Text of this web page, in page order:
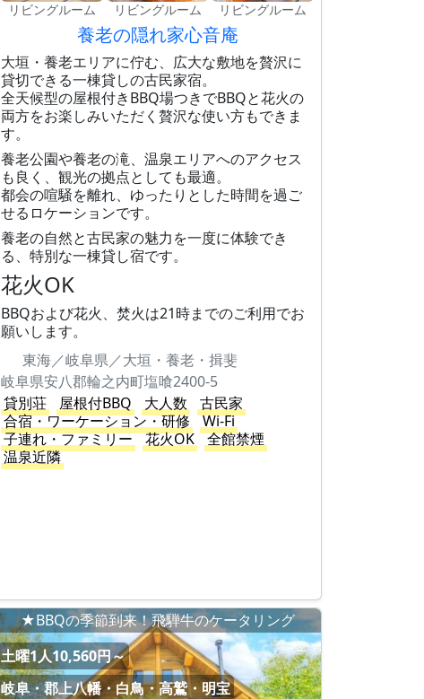
リビングルーム リビングルーム リビングルーム
養老の隠れ家心音庵
大垣・養老エリアに佇む、広大な敷地を贅沢に
貸切できる一棟貸しの古民家宿。
全天候型の屋根付きBBQ場つきでBBQと花火の
両方をお楽しみいただく贅沢な使い方もできま
す。
養老公園や養老の滝、温泉エリアへのアクセス
も良く、観光の拠点としても最適。
都会の喧騒を離れ、ゆったりとした時間を過ご
せるロケーションです。
養老の自然と古民家の魅力を一度に体験でき
る、特別な一棟貸し宿です。
花火OK
BBQおよび花火、焚火は21時までのご利用でお
願いします。
東海／岐阜県／大垣・養老・揖斐
岐阜県安八郡輪之内町塩喰2400-5
貸別荘
屋根付BBQ 大人数
古民家
合宿・ワーケーション・研修
Wi-Fi
子連れ・ファミリー
花火OK
全館禁煙
温泉近隣
★BBQの季節到来！飛騨牛のケータリング
土曜1人10,560円～
岐阜・郡上八幡・白鳥・高鷲・明宝